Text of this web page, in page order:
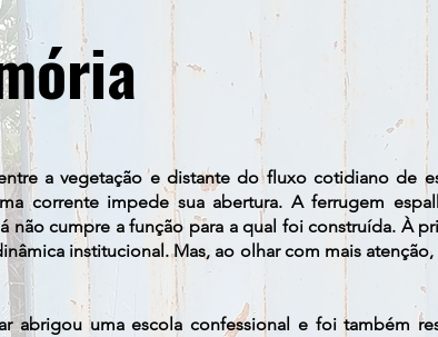
a vegetação e distante do fluxo cotidiano de
corrente impede sua abertura. A ferrugem
cumpre a função para a qual foi construída. À
institucional. Mas, ao olhar com mais
abrigou uma escola confessional e foi também